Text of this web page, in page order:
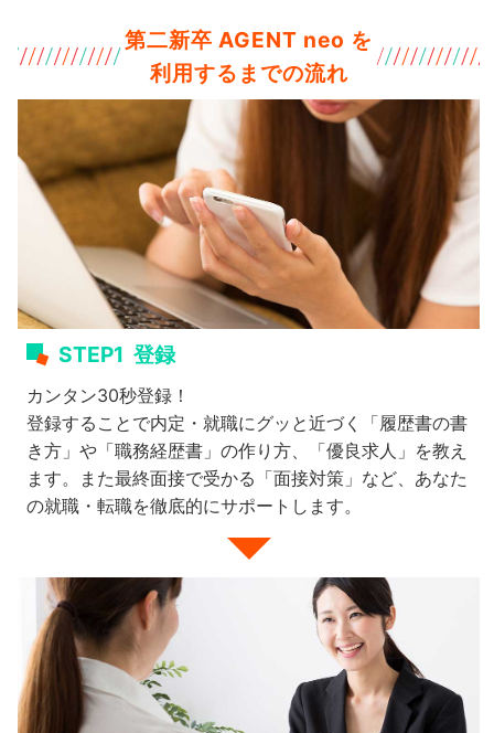
第二新卒 AGENT neo を
利用するまでの流れ
STEP1 登録
カンタン30秒登録！
登録することで内定・就職にグッと近づく「履歴書の書
き方」や「職務経歴書」の作り方、「優良求人」を教え
ます。また最終面接で受かる「面接対策」など、あなた
の就職・転職を徹底的にサポートします。